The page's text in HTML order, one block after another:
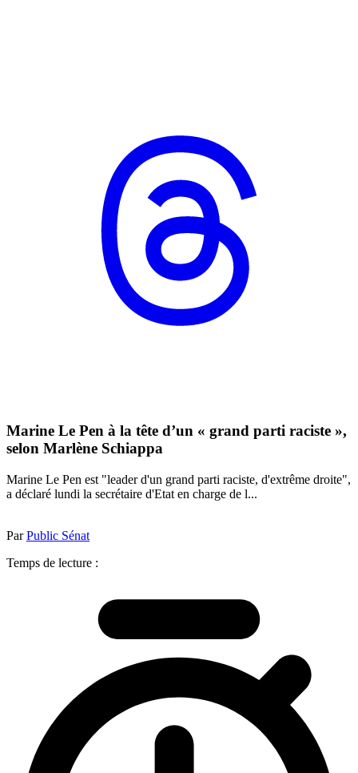
Marine Le Pen à la tête d’un « grand parti raciste »,
selon Marlène Schiappa
Marine Le Pen est "leader d'un grand parti raciste, d'extrême droite",
a déclaré lundi la secrétaire d'Etat en charge de l...
ParPublic Sénat
Temps de lecture :